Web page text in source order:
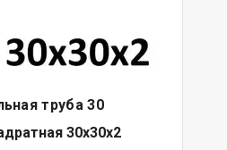
труба 30
30х30х2